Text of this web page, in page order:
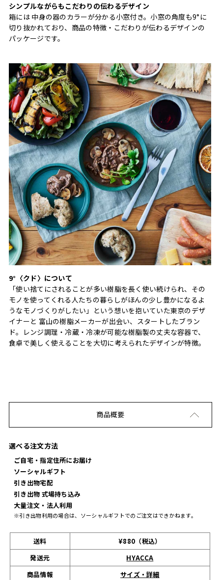
シンプルながらもこだわりの伝わるデザイン
箱には 中身の器のカラーが分かる小窓付き。小窓の角度も9°に
切り抜かれており、商品の特徴・こだわりが伝わるデザインの
パッケージです。
9°〈クド〉について
「使い捨てにされることが多い樹脂を長く使い続けられ、その
モノを使ってくれる人たちの暮らしがほんの少し豊かになるよ
うなモノづくりがしたい」という想いを抱いていた東京のデザ
イナーと 富山の樹脂メーカーが出会い、スタートしたブラン
ド。レンジ調理・冷蔵・冷凍が可能な樹脂製の丈夫な容器で、
食卓で美しく使えることを大切に考えられたデザインが特徴。
商品概要
選べる注文方法
ご自宅・指定住所にお届け
ソーシャルギフト
引き出物宅配
引き出物 式場持ち込み
大量注文・法人利用
※引き出物利用の場合は、ソーシャルギフトでのご注文はできかねます。
送料
¥880（税込）
発送元
HYACCA
商品情報
サイズ・詳細